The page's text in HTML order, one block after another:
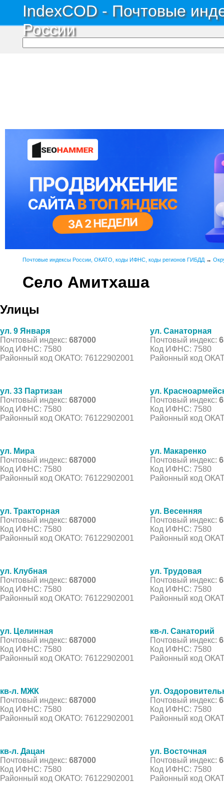
IndexCOD - Почтовые
России
Почтовые индексы России, ОКАТО, коды ИФНС, коды регионов ГИБДД →
Село Амитхаша
Улицы
ул. 9 Января
Почтовый индекс: 687000
Код ИФНС: 7580
Районный код ОКАТО: 76122902001
ул. Санаторная
Почтовый индекс:
Код ИФНС: 7580
Районный код
ул. 33 Партизан
Почтовый индекс: 687000
Код ИФНС: 7580
Районный код ОКАТО: 76122902001
ул.
Почтовый индекс:
Код ИФНС: 7580
Районный код
ул. Мира
Почтовый индекс: 687000
Код ИФНС: 7580
Районный код ОКАТО: 76122902001
ул. Макаренко
Почтовый индекс:
Код ИФНС: 7580
Районный код
ул. Тракторная
Почтовый индекс: 687000
Код ИФНС: 7580
Районный код ОКАТО: 76122902001
ул. Весенняя
Почтовый индекс:
Код ИФНС: 7580
Районный код
ул. Клубная
Почтовый индекс: 687000
Код ИФНС: 7580
Районный код ОКАТО: 76122902001
ул. Трудовая
Почтовый индекс:
Код ИФНС: 7580
Районный код
ул. Целинная
Почтовый индекс: 687000
Код ИФНС: 7580
Районный код ОКАТО: 76122902001
кв-л. Санаторий
Почтовый индекс:
Код ИФНС: 7580
Районный код
кв-л. МЖК
Почтовый индекс: 687000
Код ИФНС: 7580
Районный код ОКАТО: 76122902001
ул.
Почтовый индекс:
Код ИФНС: 7580
Районный код
кв-л. Дацан
Почтовый индекс: 687000
Код ИФНС: 7580
Районный код ОКАТО: 76122902001
ул. Восточная
Почтовый индекс:
Код ИФНС: 7580
Районный код